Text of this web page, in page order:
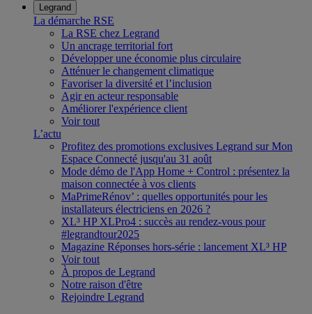
Legrand
La démarche RSE
La RSE chez Legrand
Un ancrage territorial fort
Développer une économie plus circulaire
Atténuer le changement climatique
Favoriser la diversité et l’inclusion
Agir en acteur responsable
Améliorer l'expérience client
Voir tout
L’actu
Profitez des promotions exclusives Legrand sur Mon
Espace Connecté jusqu'au 31 août
Mode démo de l'App Home + Control : présentez la
maison connectée à vos clients
MaPrimeRénov’ : quelles opportunités pour les
installateurs électriciens en 2026 ?
XL³ HP XLPro4 : succès au rendez-vous pour
#legrandtour2025
Magazine Réponses hors-série : lancement XL³ HP
Voir tout
À propos de Legrand
Notre raison d'être
Rejoindre Legrand